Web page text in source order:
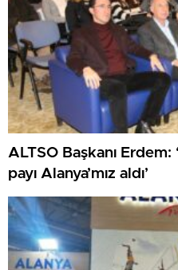
ALTSO Başkanı
payı Alanya’mız aldı’